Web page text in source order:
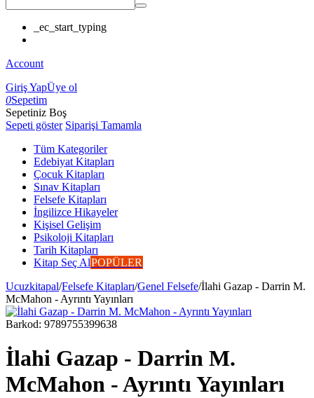
_ec_start_typing
Account
Giriş YapÜye ol
0Sepetim
Sepetiniz Boş
Sepeti göster Siparişi Tamamla
Tüm Kategoriler
Edebiyat Kitapları
Çocuk Kitapları
Sınav Kitapları
Felsefe Kitapları
İngilizce Hikayeler
Kişisel Gelişim
Psikoloji Kitapları
Tarih Kitapları
Kitap Seç AlPOPÜLER
Ucuzkitapal/Felsefe Kitapları/Genel Felsefe/İlahi Gazap - Darrin M.
McMahon - Ayrıntı Yayınları
Barkod: 9789755399638
İlahi Gazap - Darrin M.
McMahon - Ayrıntı Yayınları